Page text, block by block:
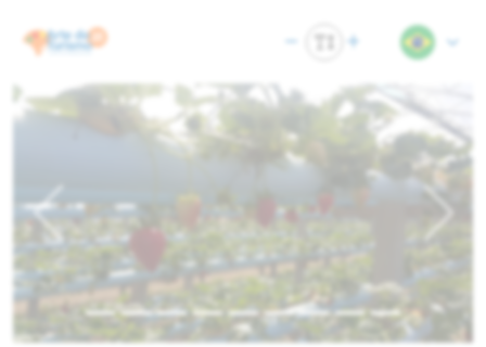
Previous Next